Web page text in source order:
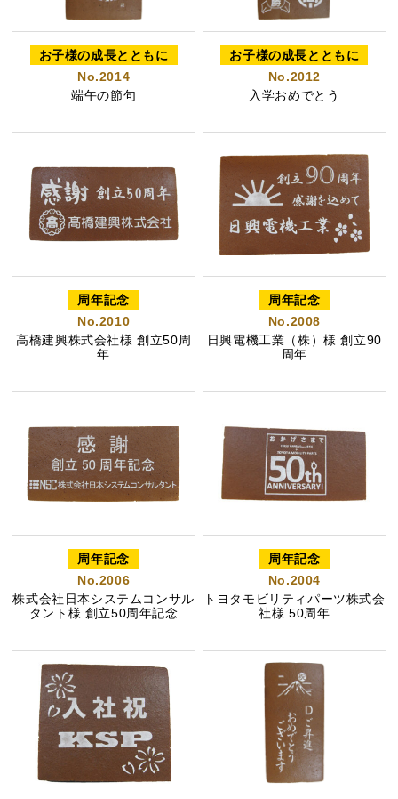
カステラ巻 チョコテイリア
カステラ巻・三笠山
静岡銘菓
茶ってら お茶みかん 風紋花
ちゃころん お茶の子 虎とら
茶どころ 浜松しんふぉにー
お子様の成長とともに
No.2014
端午の節句
お子様の成長とともに
No.2012
入学おめでとう
周年記念
No.2010
高橋建興株式会社様 創立50周
年
周年記念
No.2008
日興電機工業（株）様 創立90
周年
周年記念
No.2006
株式会社日本システムコンサル
タント様 創立50周年記念
周年記念
No.2004
トヨタモビリティパーツ株式会
社様 50周年